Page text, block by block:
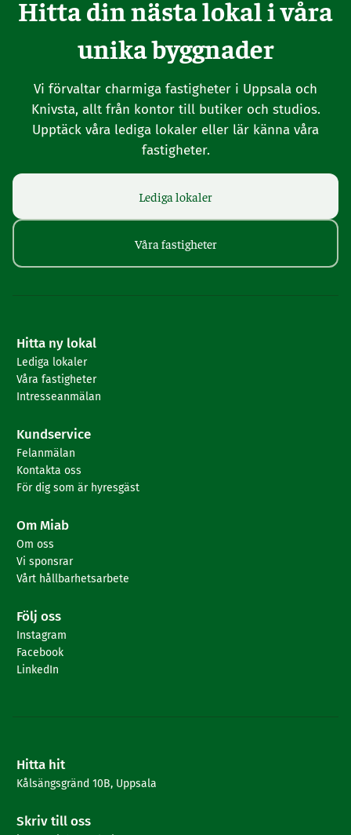
Hitta din nästa lokal i våra
unika byggnader
Vi förvaltar charmiga fastigheter i Uppsala och
Knivsta, allt från kontor till butiker och studios.
Upptäck våra lediga lokaler eller lär känna våra
fastigheter.
Lediga lokaler
Våra fastigheter
Hitta ny lokal
Lediga lokaler
Våra fastigheter
Intresseanmälan
Kundservice
Felanmälan
Kontakta oss
För dig som är hyresgäst
Om Miab
Om oss
Vi sponsrar
Vårt hållbarhetsarbete
Följ oss
Instagram
Facebook
LinkedIn
Hitta hit
Kålsängsgränd 10B, Uppsala
Skriv till oss